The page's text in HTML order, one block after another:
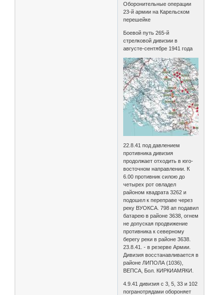
Оборонительные операции
23-й армии на Карельском
перешейке
Боевой путь 265-й
стрелковой дивизии в
августе-сентябре 1941 года
22.8.41 под давлением
противника дивизия
продолжает отходить в юго-
восточном направлении. К
6.00 противник силою до
четырех рот овладел
районом квадрата 3262 и
подошел к переправе через
реку ВУОКСА. 798 ап подавил
батарею в районе 3638, огнем
не допуская продвижение
противника к северному
берегу реки в районе 3638.
23.8.41. - в резерве Армии.
Дивизия восстанавливается в
районе ЛИПОЛА (1036),
ВЕПСА, Бол. КИРКИАМЯКИ.
4.9.41 дивизия с 3, 5, 33 и 102
погранотрядами обороняет